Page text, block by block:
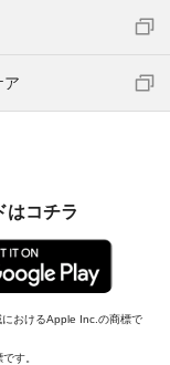
ア
はコチラ
おけるApple Inc.の商標で
す。